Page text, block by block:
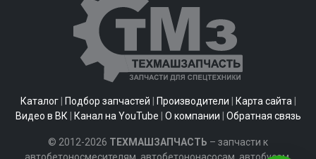
Каталог| Подбор запчастей Производители Карта сайта|
Видео в ВК| Канал на YouTube О компании Обратная связь
© 2012-2026 ТЕХМАШЗАПЧАСТЬ – запчасти к